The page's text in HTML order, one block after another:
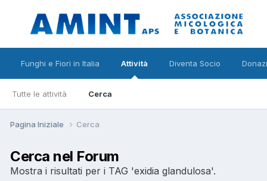
Funghi e Fiori in Italia Attività
Tutte le attività Cerca
Diventa Socio
Pagina Iniziale Cerca
Cerca nel Forum
Mostra i risultati per i TAG 'exidia glandulosa'.